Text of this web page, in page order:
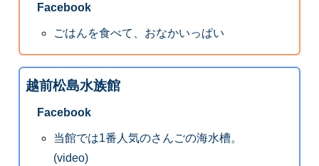
Facebook
ごはんを食べて、おなかいっぱい
越前松島水族館
Facebook
当館では1番人気のさんごの海水槽。
(video)